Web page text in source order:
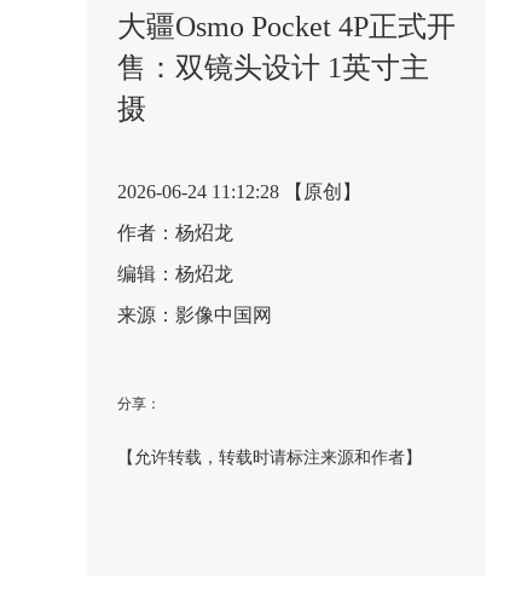
大疆Osmo Pocket 4P正式开
售：双镜头设计 1英寸主
摄
2026-06-24 11:12:28 【原创】
作者：杨炤龙
编辑：杨炤龙
来源：影像中国网
分享：
【允许转载，转载时请标注来源和作者】